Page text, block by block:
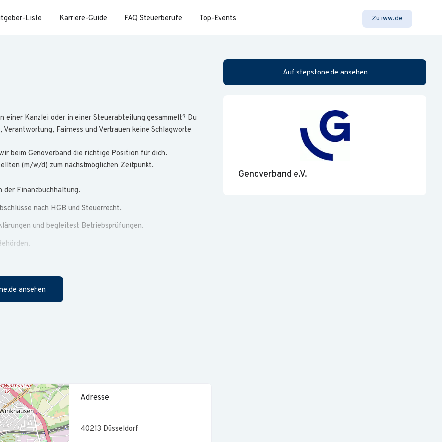
Liste Karriere-Guide FAQ Steuerberufe Top-Events Zu iww.de
Kanzlei oder in einer Steuerabteilung gesammelt? Du
Fairness und Vertrauen keine Schlagworte
beim Genoverband die richtige Position für dich.
(m/w/d) zum nächstmöglichen Zeitpunkt.
der Finanzbuchhaltung.
nach HGB und Steuerrecht.
und begleitest Betriebsprüfungen.
abgeschlossen oder hast eine vergleichbare Qualifikation
und kennst dich idealerweise in digitalisierten
6 und 22 Uhr möglich. Mobil oder im Büro.
legen wir noch drauf. Heiligabend und Silvester
das Wohl unserer Mitarbeitenden mit
ansehen
Adresse
40213 Düsseldorf
Auf stepstone.de ansehen
Genoverband e.V.